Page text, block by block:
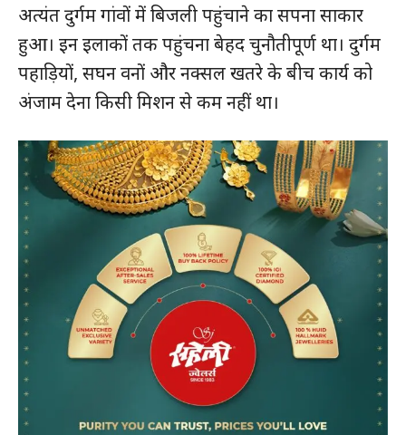
अत्यंत दुर्गम गांवों में बिजली पहुंचाने का सपना साकार
हुआ। इन इलाकों तक पहुंचना बेहद चुनौतीपूर्ण था। दुर्गम
पहाड़ियों, सघन वनों और नक्सल खतरे के बीच कार्य को
अंजाम देना किसी मिशन से कम नहीं था।